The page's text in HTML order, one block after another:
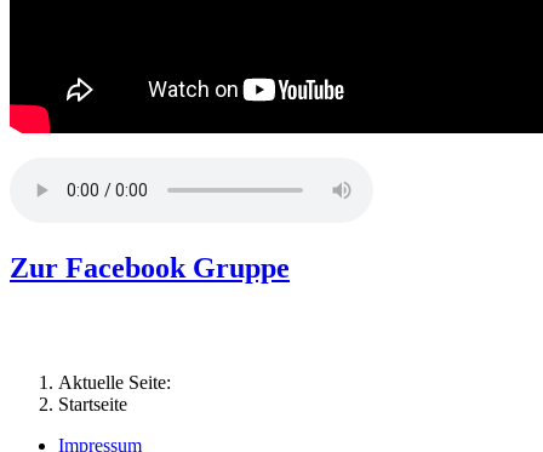
Zur Facebook Gruppe
Aktuelle Seite:
Startseite
Impressum